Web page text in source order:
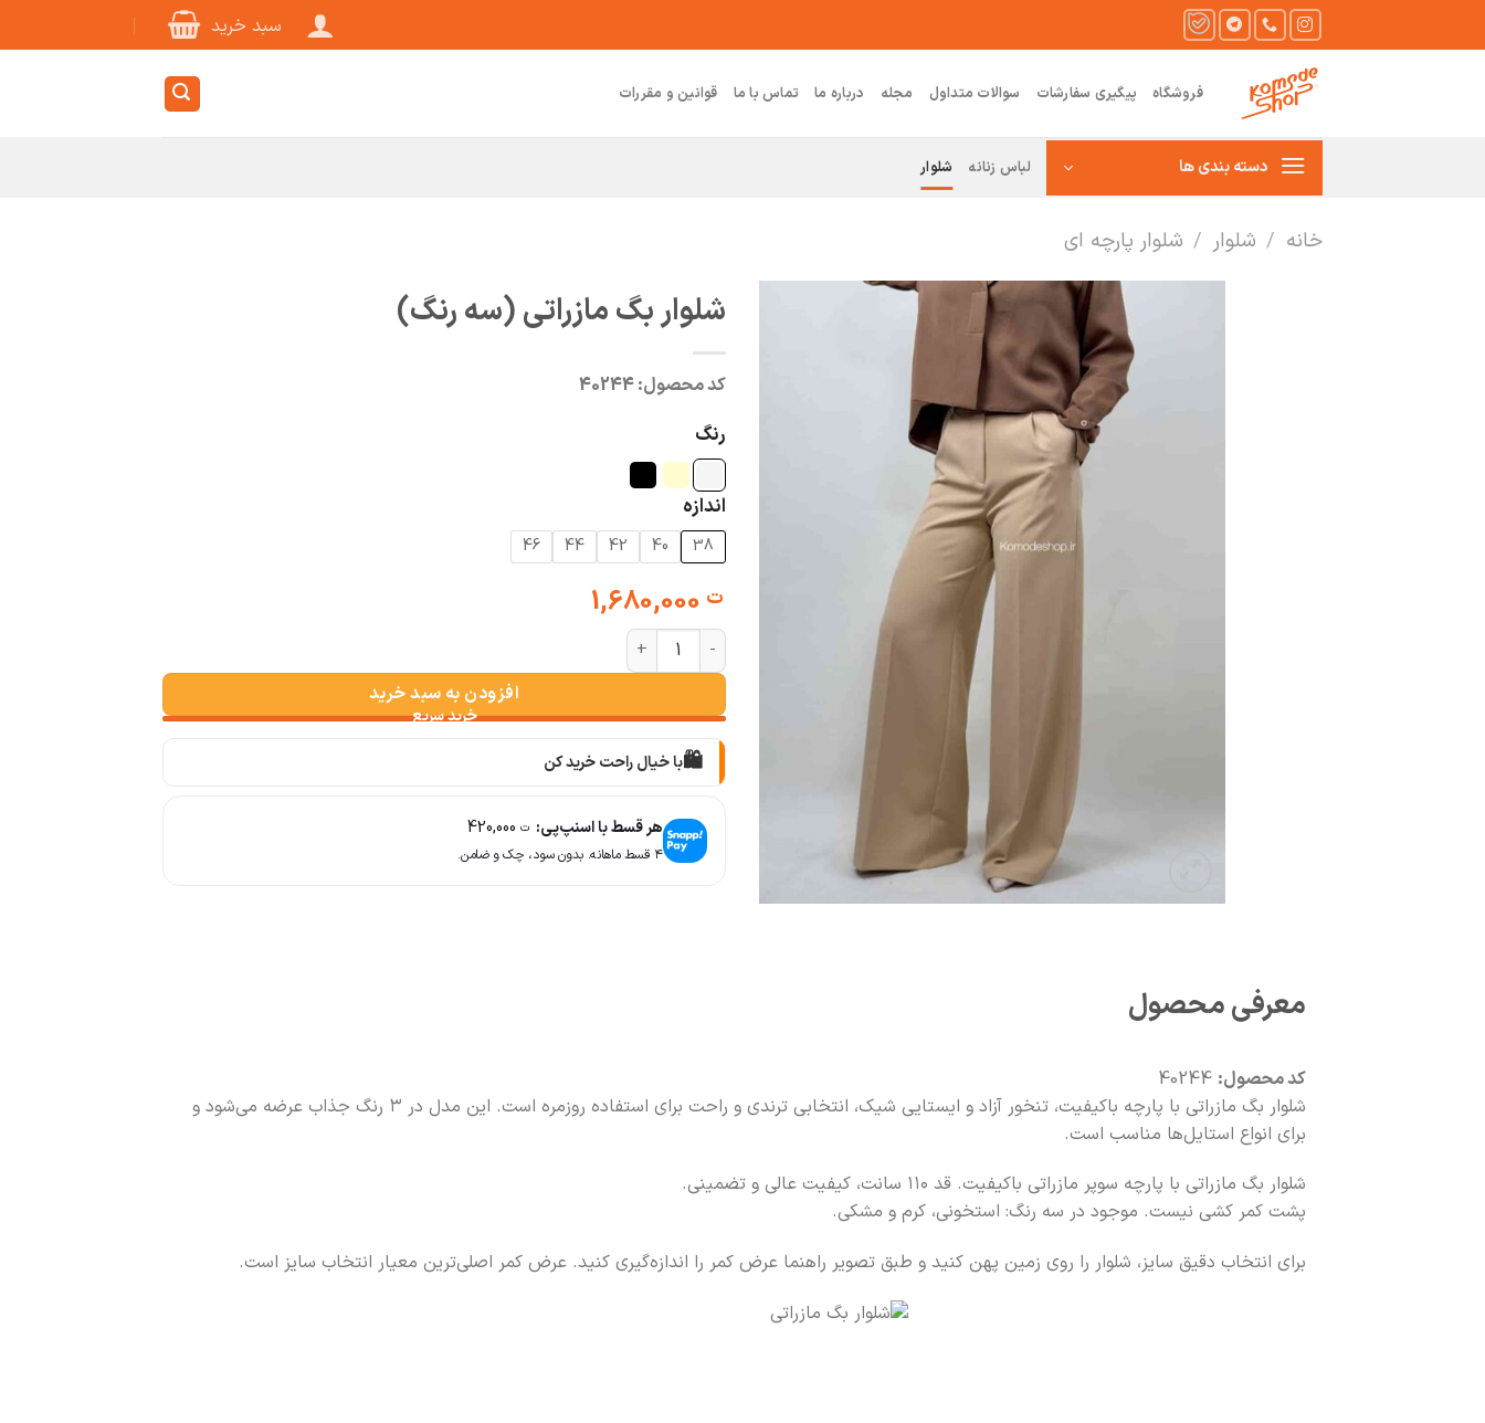
سبد خرید
فروشگاه پیگیری سفارشات سوالات متداول مجله درباره ما تماس با ما قوانین و مقررات
دسته بندی ها لباس زنانه شلوار
خانه / شلوار / شلوار پارچه ای
شلوار بگ مازراتی (سه رنگ)
کد محصول:40244
رنگ
اندازه
38
40
42
44
46
ت
شلوار بگ مازراتی (سه رنگ) عدد
افزودن به سبد خرید
🛍️با خیال راحت خرید کن
📦
🚚سریع به دستت می‌رسه
هر قسط با اسنپ‌پی: ت
۴ قسط ماهانه. بدون سود، چک و ضامن.
معرفی محصول
کد محصول: 40244
شلوار بگ مازراتی با پارچه باکیفیت، تنخور آزاد و ایستایی شیک، انتخابی ترندی و راحت برای استفاده روزمره است. این مدل در ۳ رنگ جذاب عرضه می‌شود و
برای انواع استایل‌ها مناسب است.
شلوار بگ مازراتی با پارچه سوپر مازراتی باکیفیت. قد ۱۱۰ سانت، کیفیت عالی و تضمینی.
پشت کمر کشی نیست. موجود در سه رنگ: استخونی، کرم و مشکی.
برای انتخاب دقیق سایز، شلوار را روی زمین پهن کنید و طبق تصویر راهنما عرض کمر را اندازه‌گیری کنید. عرض کمر اصلی‌ترین معیار انتخاب سایز است.